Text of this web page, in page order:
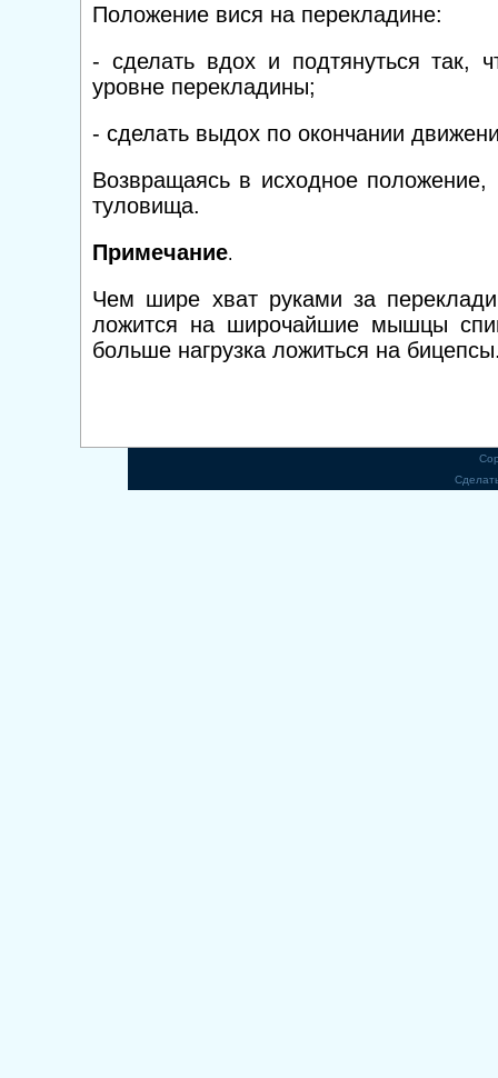
Положение вися на перекладине:
- сделать вдох и подтянуться так,
уровне перекладины;
- сделать выдох по окончании
Возвращаясь в исходное положение,
туловища.
Примечание.
Чем шире хват руками за
ложится на широчайшие мышцы
больше нагрузка ложиться на